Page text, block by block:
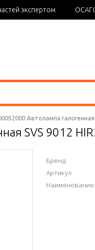
экспертом
Автолампа
SVS 9012
Бренд
Артикул
Наименование